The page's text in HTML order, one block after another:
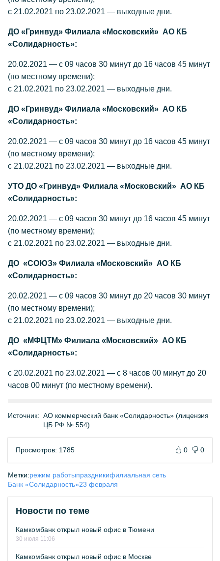
с 21.02.2021 по 23.02.2021 — выходные дни.
ДО «Гринвуд» Филиала «Московский» АО КБ
«Солидарность»:
20.02.2021 — с 09 часов 30 минут до 16 часов 45 минут
(по местному времени);
с 21.02.2021 по 23.02.2021 — выходные дни.
ДО «Гринвуд» Филиала «Московский» АО КБ
«Солидарность»:
20.02.2021 — с 09 часов 30 минут до 16 часов 45 минут
(по местному времени);
с 21.02.2021 по 23.02.2021 — выходные дни.
УТО ДО «Гринвуд» Филиала «Московский» АО КБ
«Солидарность»:
20.02.2021 — с 09 часов 30 минут до 16 часов 45 минут
(по местному времени);
с 21.02.2021 по 23.02.2021 — выходные дни.
ДО «СОЮЗ» Филиала «Московский» АО КБ
«Солидарность»:
20.02.2021 — с 09 часов 30 минут до 20 часов 30 минут
(по местному времени);
с 21.02.2021 по 23.02.2021 — выходные дни.
ДО «МФЦТМ» Филиала «Московский» АО КБ
«Солидарность»:
с 20.02.2021 по 23.02.2021 — с 8 часов 00 минут до 20
часов 00 минут (по местному времени).
Источник: АО коммерческий банк «Солидарность» (лицензия
ЦБ РФ № 554)
Просмотров: 1785 0 0
Метки:режим работыпраздникифилиальная сеть
Банк «Солидарность»23 февраля
Новости по теме
Камкомбанк открыл новый офис в Тюмени
30 июля 11:06
Камкомбанк открыл новый офис в Москве